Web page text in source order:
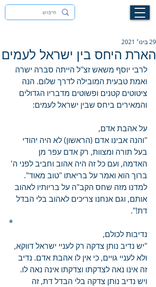
הארת היחס בין ישראל לעמים
29 בינו׳ 2021
לרבי יוסף משאש זצ"ל הייתה סברה ישרה
ואמת טבעית המובילה לדרך שלום. הנה
ציטוטים קטנים ופשוטים מדבריו הגדולים
והמאירים ביחס שבין ישראל לעמים:
על אהבת אדם,
"והנה אבינו אדם (הראשון) לא היה יהודי
בעל תורה ומצוות, רק אדם עפר מן
האדמה, ועם כל זה היה אהוב וחביב לפני ה'
ברוך הוא ואמר על בריאתו "טוב מאוד".
למדנו מזה שחס הקב"ה על בריותיו לאהוב
אותם, וגם אנחנו צריכים לאהוב בלי הבדל
דת!".
*
נדיבות לכולם,
"יש נדיב נותן צדקה רק לעניי ישראל דווקא,
ולא לעניי גויים, כי אין לו אהבת אדם. נדיב
זה אינו נאה לצדקתו וצדקתו אינה נאה לו.
ויש נדיב נותן צדקה בלי הבדל דת, זה